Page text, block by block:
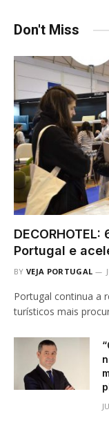
Don't Miss
Portugal e
BY VEJA PORTUGAL
Portugal continua a
turísticos mais